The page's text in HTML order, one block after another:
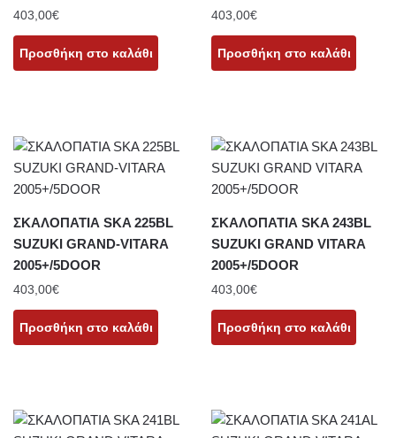
403,00€
Προσθήκη στο καλάθι
403,00€
Προσθήκη στο καλάθι
ΣΚΑΛΟΠΑΤΙΑ SKA 225BL
SUZUKI GRAND-VITARA
2005+/5DOOR
403,00€
Προσθήκη στο καλάθι
ΣΚΑΛΟΠΑΤΙΑ SKA 243BL
SUZUKI GRAND VITARA
2005+/5DOOR
403,00€
Προσθήκη στο καλάθι